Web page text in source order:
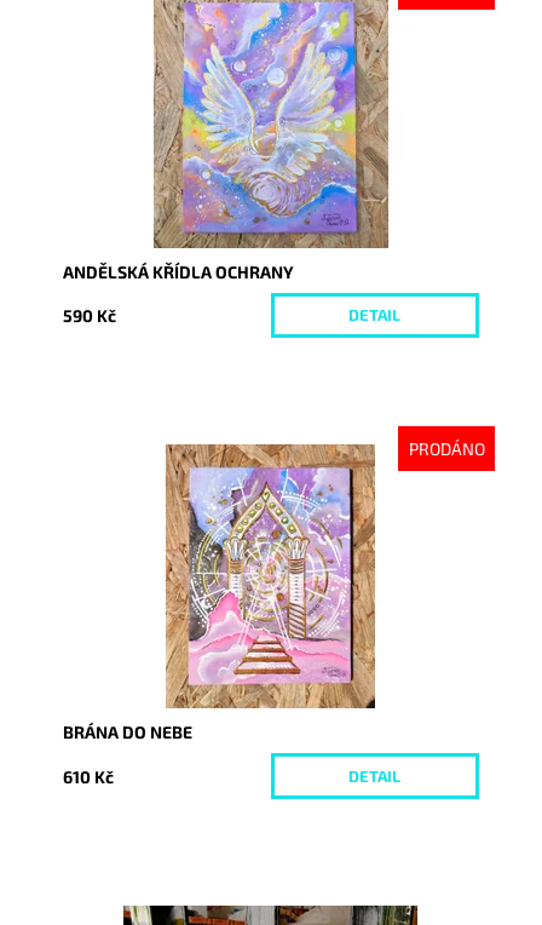
Dostupnost:
Vyprodáno
6093
ANDĚLSKÁ KŘÍDLA OCHRANY
590 Kč DETAIL
PRODÁNO
Vyprodáno
6094
BRÁNA DO NEBE
610 Kč DETAIL